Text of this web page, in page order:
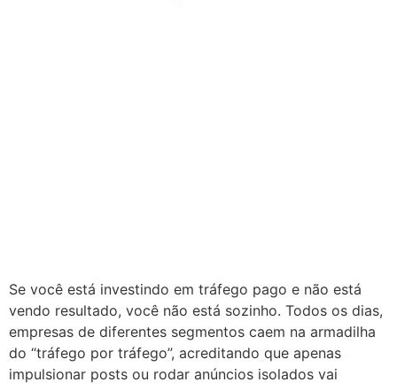
Se você está investindo em tráfego pago e não está
vendo resultado, você não está sozinho. Todos os dias,
empresas de diferentes segmentos caem na armadilha
do “tráfego por tráfego”, acreditando que apenas
impulsionar posts ou rodar anúncios isolados vai